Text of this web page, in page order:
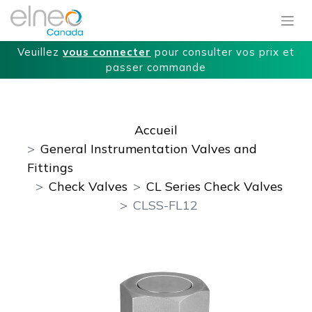
Veuillez vous connecter pour consulter vos prix et
passer commande
Accueil
General Instrumentation Valves and
Fittings
Check Valves
CL Series Check Valves
CLSS-FL12